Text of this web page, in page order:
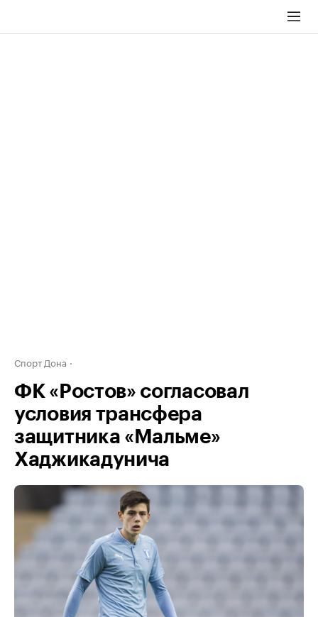
Спорт Дона
ФК «Ростов» согласовал
условия трансфера
защитника «Мальме»
Хаджикадунича